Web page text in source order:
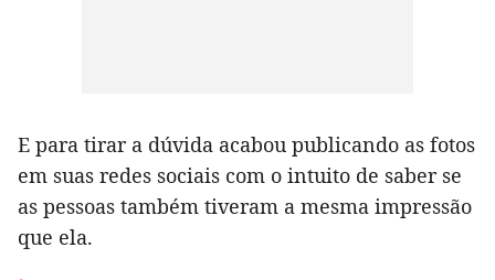
E para tirar a dúvida acabou publicando as fotos
em suas redes sociais com o intuito de saber se
as pessoas também tiveram a mesma impressão
que ela.